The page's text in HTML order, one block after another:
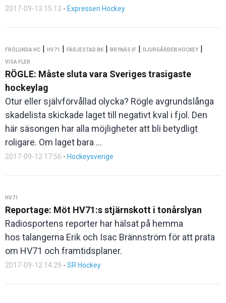
2017-09-13 15:13 - Expressen Hockey
FRÖLUNDA HC | HV71 | FÄRJESTAD BK | BRYNÄS IF | DJURGÅRDEN HOCKEY |
VISA FLER
RÖGLE: Måste sluta vara Sveriges trasigaste
hockeylag
Otur eller självförvållad olycka? Rögle avgrundslånga
skadelista skickade laget till negativt kval i fjol. Den
här säsongen har alla möjligheter att bli betydligt
roligare. Om laget bara ...
2017-09-12 17:56 - Hockeysverige
HV71
Reportage: Möt HV71:s stjärnskott i tonårslyan
Radiosportens reporter har hälsat på hemma
hos talangerna Erik och Isac Brännström för att prata
om HV71 och framtidsplaner.
2017-09-12 14:29 - SR Hockey